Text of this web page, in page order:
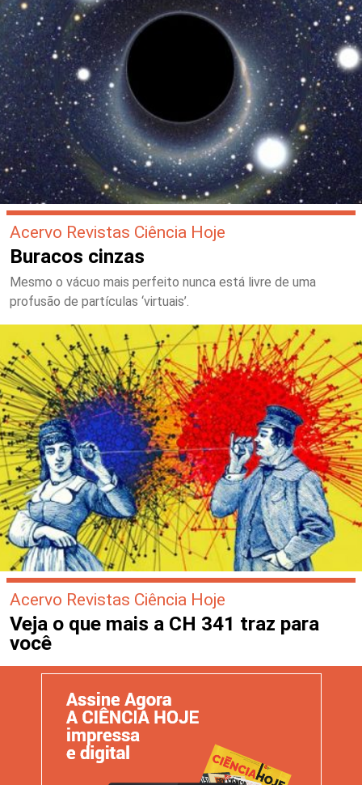
Acervo Revistas Ciência Hoje
Buracos cinzas
Mesmo o vácuo mais perfeito nunca está livre de uma
profusão de partículas ‘virtuais’.
Acervo Revistas Ciência Hoje
Veja o que mais a CH 341 traz para
você